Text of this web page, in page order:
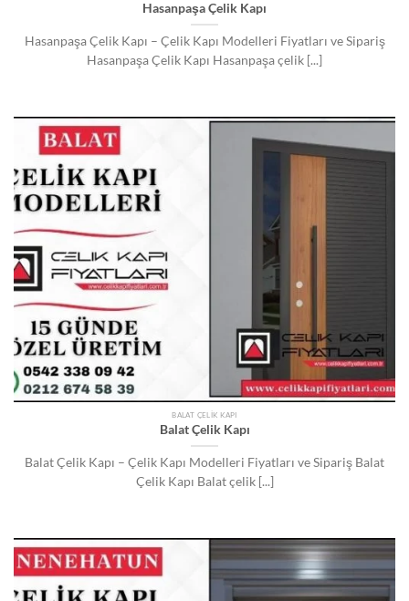
Hasanpaşa Çelik Kapı
Hasanpaşa Çelik Kapı – Çelik Kapı Modelleri Fiyatları ve Sipariş
Hasanpaşa Çelik Kapı Hasanpaşa çelik [...]
BALAT ÇELIK KAPI
Balat Çelik Kapı
Balat Çelik Kapı – Çelik Kapı Modelleri Fiyatları ve Sipariş Balat
Çelik Kapı Balat çelik [...]